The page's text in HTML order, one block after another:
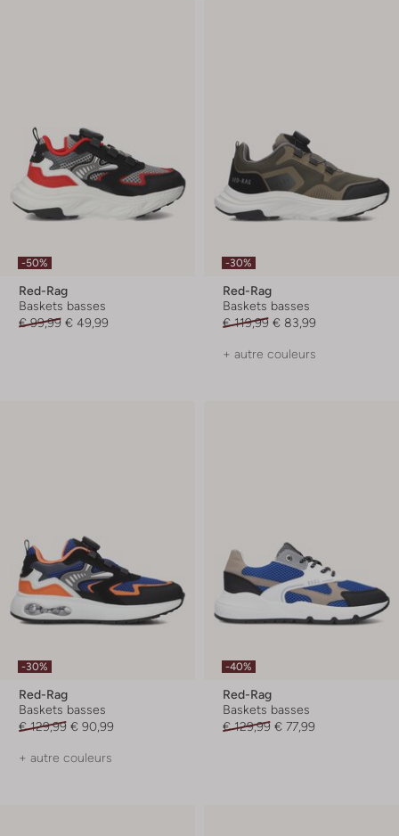
-50%
Red-Rag
Baskets basses
€ 99,99 € 49,99
-30%
Red-Rag
Baskets basses
€ 119,99 € 83,99
+ autre couleurs
-30%
Red-Rag
Baskets basses
€ 129,99 € 90,99
+ autre couleurs
-40%
Red-Rag
Baskets basses
€ 129,99 € 77,99